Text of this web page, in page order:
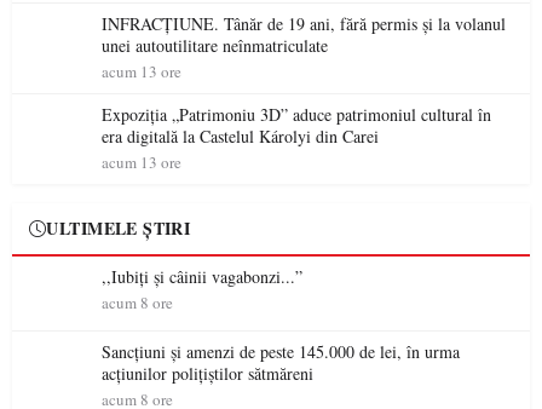
INFRACȚIUNE. Tânăr de 19 ani, fără permis și la volanul
unei autoutilitare neînmatriculate
acum 13 ore
Expoziția „Patrimoniu 3D” aduce patrimoniul cultural în
era digitală la Castelul Károlyi din Carei
acum 13 ore
ULTIMELE ȘTIRI
,,Iubiți și câinii vagabonzi...”
acum 8 ore
Sancțiuni și amenzi de peste 145.000 de lei, în urma
acțiunilor polițiștilor sătmăreni
acum 8 ore